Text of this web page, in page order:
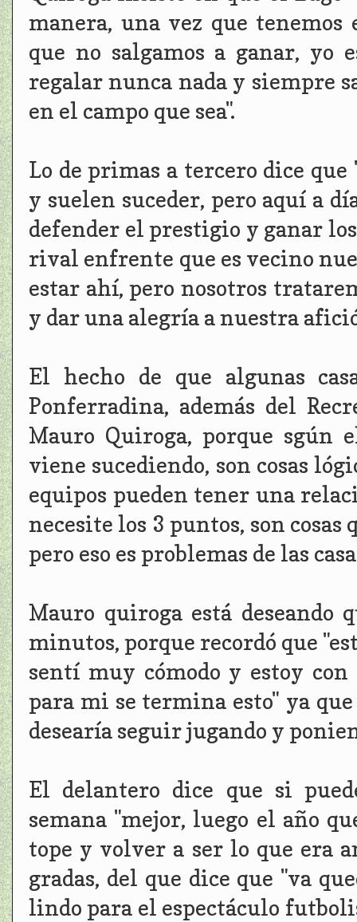
manera, una vez que
que no salgamos a ganar, yo
regalar nunca nada y siempre
en el campo que sea".
Lo de primas a tercero dice que
y suelen suceder, pero aquí a
defender el prestigio y ganar
rival enfrente que es vecino
estar ahí, pero nosotros
y dar una alegría a nuestra
El hecho de que algunas
Ponferradina, además del
Mauro Quiroga, porque sgún
viene sucediendo, son cosas
equipos pueden tener una
necesite los 3 puntos, son
pero eso es problemas de las
Mauro quiroga está
minutos, porque recordó que
sentí muy cómodo y estoy
para mi se termina esto" ya
desearía seguir jugando y
El delantero dice que si
semana "mejor, luego el año
tope y volver a ser lo que era
gradas, del que dice que "va
lindo para el espectáculo